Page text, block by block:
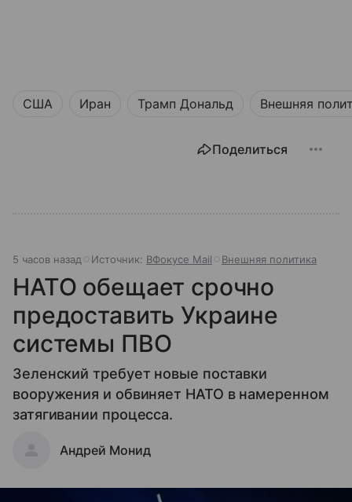
США Иран Трамп Дональд Внешняя
Поделиться
5 часов назад Источник: ВФокусе Mail Внешняя политика
НАТО обещает срочно
предоставить Украине
системы ПВО
Зеленский требует новые поставки
вооружения и обвиняет НАТО в намеренном
затягивании процесса.
Андрей Монид